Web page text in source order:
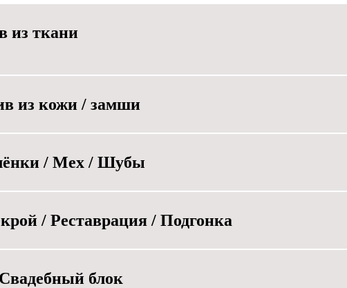
из ткани
из кожи / замши
/ Мех / Шубы
/ Реставрация / Подгонка
блок